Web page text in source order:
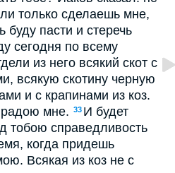
только сделаешь мне,
буду пасти и стеречь
сегодня по всему
из него всякий скот с
всякую скотину черную
и с крапинами из коз.
мне. 33 И будет
тобою справедливость
когда придешь
Всякая из коз не с